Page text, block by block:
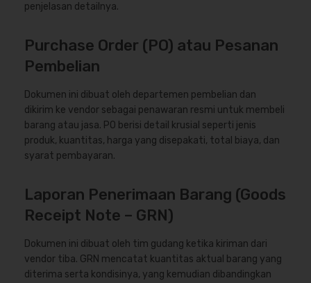
penjelasan detailnya.
Purchase Order (PO) atau Pesanan
Pembelian
Dokumen ini dibuat oleh departemen pembelian dan
dikirim ke vendor sebagai penawaran resmi untuk membeli
barang atau jasa. PO berisi detail krusial seperti jenis
produk, kuantitas, harga yang disepakati, total biaya, dan
syarat pembayaran.
Laporan Penerimaan Barang (Goods
Receipt Note – GRN)
Dokumen ini dibuat oleh tim gudang ketika kiriman dari
vendor tiba. GRN mencatat kuantitas aktual barang yang
diterima serta kondisinya, yang kemudian dibandingkan